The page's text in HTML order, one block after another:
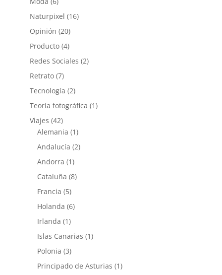
Naturpixel (16)
Opinión (20)
Producto(4)
Redes Sociales (2)
Retrato(7)
Tecnología (2)
Teoría fotográfica (1)
Viajes (42)
Alemania (1)
Andalucía (2)
Andorra (1)
Cataluña (8)
Francia (5)
Holanda (6)
Irlanda (1)
Islas Canarias (1)
Polonia (3)
Principado de Asturias (1)